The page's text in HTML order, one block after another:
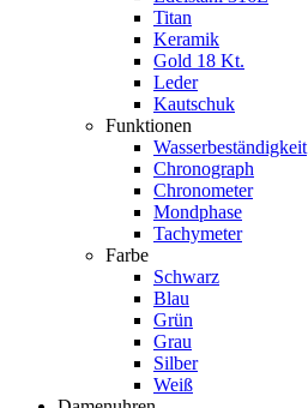
Titan
Keramik
Gold 18 Kt.
Leder
Kautschuk
Funktionen
Wasserbeständigkeit
Chronograph
Chronometer
Mondphase
Tachymeter
Farbe
Schwarz
Blau
Grün
Grau
Silber
Weiß